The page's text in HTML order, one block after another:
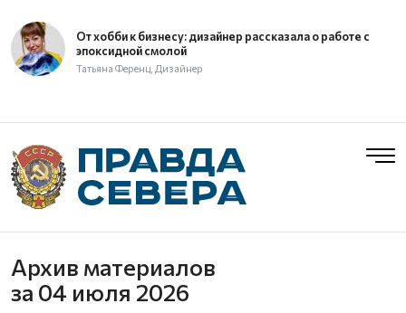
От хобби к бизнесу: дизайнер рассказала о работе с
эпоксидной смолой
Татьяна Ференц, Дизайнер
Архив материалов
за 04 июля 2026